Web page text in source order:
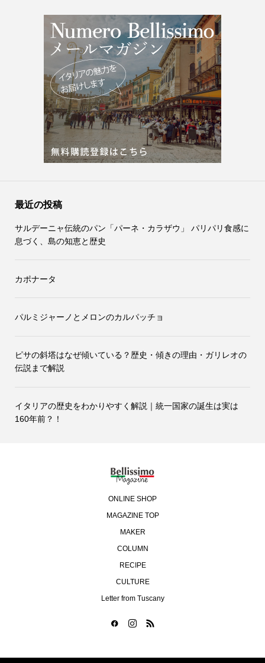
最近の投稿
サルデーニャ伝統のパン「パーネ・カラザウ」 パリパリ食感に
息づく、島の知恵と歴史
カポナータ
パルミジャーノとメロンのカルパッチョ
ピサの斜塔はなぜ傾いている？歴史・傾きの理由・ガリレオの
伝説まで解説
イタリアの歴史をわかりやすく解説｜統一国家の誕生は実は
160年前？！
ONLINE SHOP
MAGAZINE TOP
MAKER
COLUMN
RECIPE
CULTURE
Letter from Tuscany